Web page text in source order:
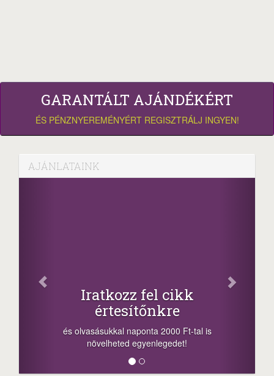
GARANTÁLT AJÁNDÉKÉRT
ÉS PÉNZNYEREMÉNYÉRT REGISZTRÁLJ INGYEN!
AJÁNLATAINK
Iratkozz fel cikk
értesítőnkre
naponta 2000 Ft-tal is
növelheted egyenlegedet!